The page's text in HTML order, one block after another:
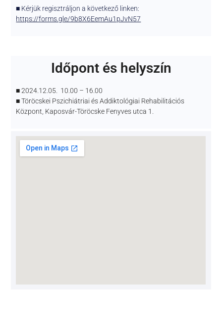
■ Kérjük regisztráljon a következő linken:
https://forms.gle/9b8X6EemAu1pJvN57
Időpont és helyszín
■ 2024.12.05. 10.00 – 16.00
■ Töröcskei Pszichiátriai és Addiktológiai Rehabilitációs
Központ, Kaposvár-Töröcske Fenyves utca 1.